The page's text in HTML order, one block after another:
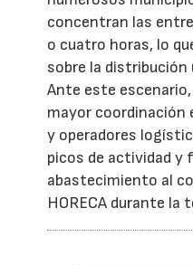
concentran las
o cuatro horas, lo
sobre la distribución
Ante este escenario,
mayor
y operadores
picos de actividad y
abastecimiento al
HORECA durante la